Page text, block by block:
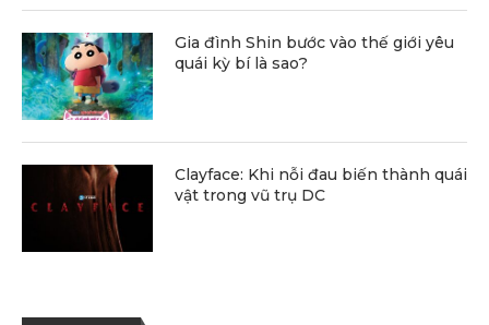
Gia đình Shin bước vào thế giới yêu
quái kỳ bí là sao?
Clayface: Khi nỗi đau biến thành quái
vật trong vũ trụ DC